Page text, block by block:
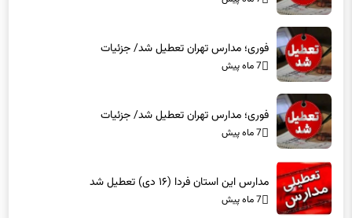
فوری؛ مدارس تهران تعطیل شد/ جزئیات
7 ماه پیش
فوری؛ مدارس تهران تعطیل شد/ جزئیات
7 ماه پیش
مدارس این استان فردا (۱۶ دی) تعطیل شد
7 ماه پیش